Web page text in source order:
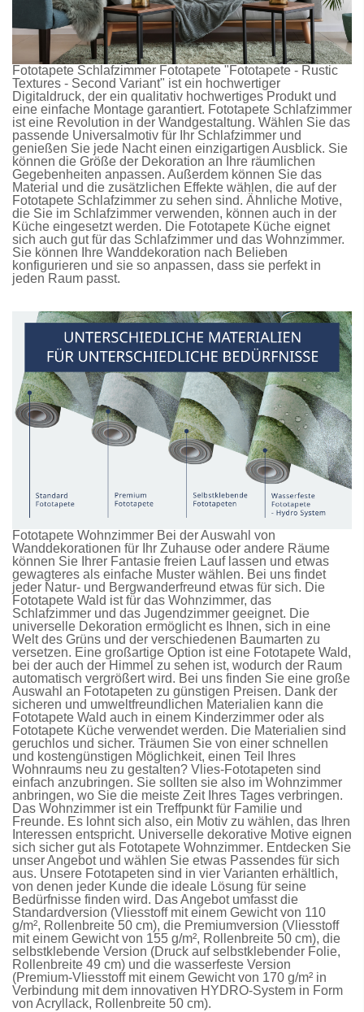
Fototapete Schlafzimmer Fototapete "Fototapete - Rustic
Textures - Second Variant" ist ein hochwertiger
Digitaldruck, der ein qualitativ hochwertiges Produkt und
eine einfache Montage garantiert. Fototapete Schlafzimmer
ist eine Revolution in der Wandgestaltung. Wählen Sie das
passende Universalmotiv für Ihr Schlafzimmer und
genießen Sie jede Nacht einen einzigartigen Ausblick. Sie
können die Größe der Dekoration an Ihre räumlichen
Gegebenheiten anpassen. Außerdem können Sie das
Material und die zusätzlichen Effekte wählen, die auf der
Fototapete Schlafzimmer zu sehen sind. Ähnliche Motive,
die Sie im Schlafzimmer verwenden, können auch in der
Küche eingesetzt werden. Die Fototapete Küche eignet
sich auch gut für das Schlafzimmer und das Wohnzimmer.
Sie können Ihre Wanddekoration nach Belieben
konfigurieren und sie so anpassen, dass sie perfekt in
jeden Raum passt.
Fototapete Wohnzimmer Bei der Auswahl von
Wanddekorationen für Ihr Zuhause oder andere Räume
können Sie Ihrer Fantasie freien Lauf lassen und etwas
gewagteres als einfache Muster wählen. Bei uns findet
jeder Natur- und Bergwanderfreund etwas für sich. Die
Fototapete Wald ist für das Wohnzimmer, das
Schlafzimmer und das Jugendzimmer geeignet. Die
universelle Dekoration ermöglicht es Ihnen, sich in eine
Welt des Grüns und der verschiedenen Baumarten zu
versetzen. Eine großartige Option ist eine Fototapete Wald,
bei der auch der Himmel zu sehen ist, wodurch der Raum
automatisch vergrößert wird. Bei uns finden Sie eine große
Auswahl an Fototapeten zu günstigen Preisen. Dank der
sicheren und umweltfreundlichen Materialien kann die
Fototapete Wald auch in einem Kinderzimmer oder als
Fototapete Küche verwendet werden. Die Materialien sind
geruchlos und sicher. Träumen Sie von einer schnellen
und kostengünstigen Möglichkeit, einen Teil Ihres
Wohnraums neu zu gestalten? Vlies-Fototapeten sind
einfach anzubringen. Sie sollten sie also im Wohnzimmer
anbringen, wo Sie die meiste Zeit Ihres Tages verbringen.
Das Wohnzimmer ist ein Treffpunkt für Familie und
Freunde. Es lohnt sich also, ein Motiv zu wählen, das Ihren
Interessen entspricht. Universelle dekorative Motive eignen
sich sicher gut als Fototapete Wohnzimmer. Entdecken Sie
unser Angebot und wählen Sie etwas Passendes für sich
aus. Unsere Fototapeten sind in vier Varianten erhältlich,
von denen jeder Kunde die ideale Lösung für seine
Bedürfnisse finden wird. Das Angebot umfasst die
Standardversion (Vliesstoff mit einem Gewicht von 110
g/m², Rollenbreite 50 cm), die Premiumversion (Vliesstoff
mit einem Gewicht von 155 g/m², Rollenbreite 50 cm), die
selbstklebende Version (Druck auf selbstklebender Folie,
Rollenbreite 49 cm) und die wasserfeste Version
(Premium-Vliesstoff mit einem Gewicht von 170 g/m² in
Verbindung mit dem innovativen HYDRO-System in Form
von Acryllack, Rollenbreite 50 cm).